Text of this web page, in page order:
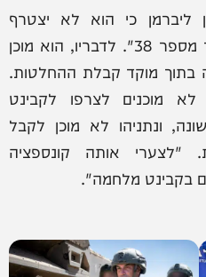
כי הוא לא יצטרף
לממשלה "בשביל להיות שר מספר 38". לדבריו, הוא מוכן
בתוך מוקד קבלת ההחלטות.
לא מוכנים לצרפו לקבינט
ונתניהו לא מוכן לקבל
אותה קונספציה
בקבינט מלחמה".